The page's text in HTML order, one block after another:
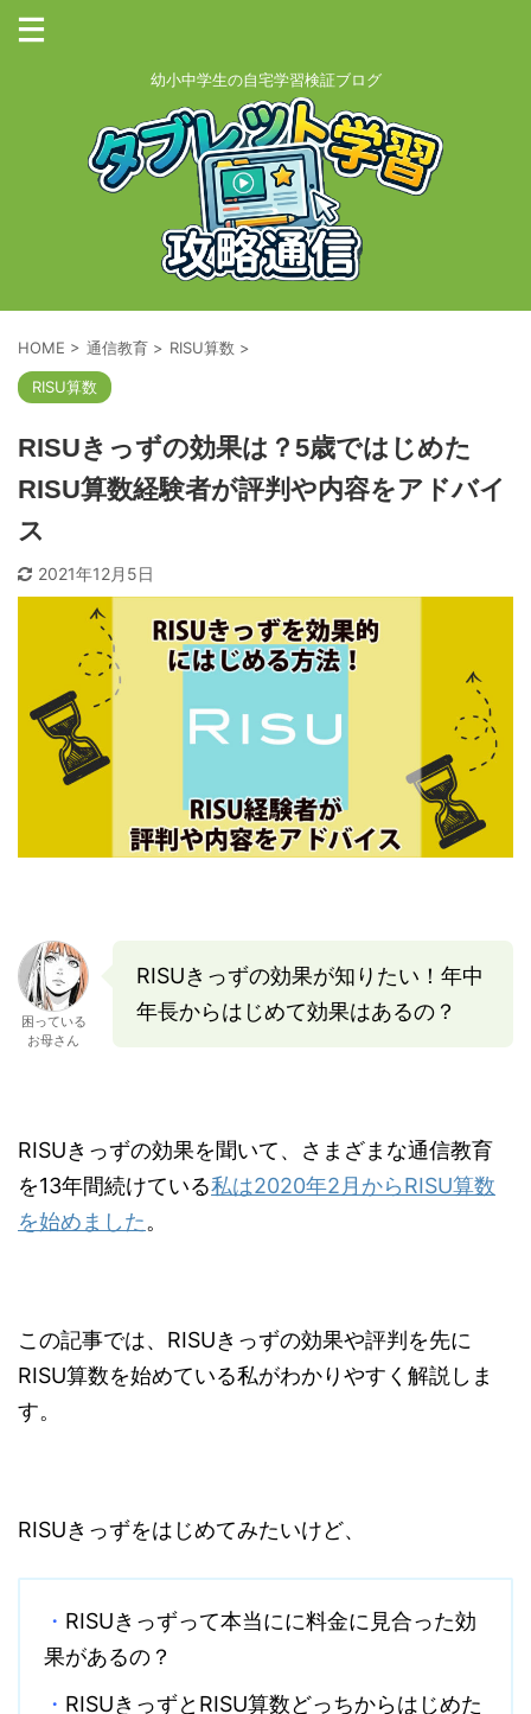
幼小中学生の自宅学習検証ブログ
HOME > 通信教育 > RISU算数 >
RISU算数
RISUきっずの効果は？5歳ではじめた
RISU算数経験者が評判や内容をアドバイ
ス
2021年12月5日
困っている
お母さん
RISUきっずの効果が知りたい！年中
年長からはじめて効果はあるの？
RISUきっずの効果を聞いて、 さまざまな通信教育
を13年間続けている私は2020年2月からRISU算数
を始めました。
この記事では、RISUきっずの効果や評判を先に
RISU算数を始めている私がわかりやすく解説しま
す。
RISUきっずをはじめてみたいけど、
・ RISUきっずって本当にに料金に見合った効
果があるの？
・ RISUきっずとRISU算数どっちからはじめた